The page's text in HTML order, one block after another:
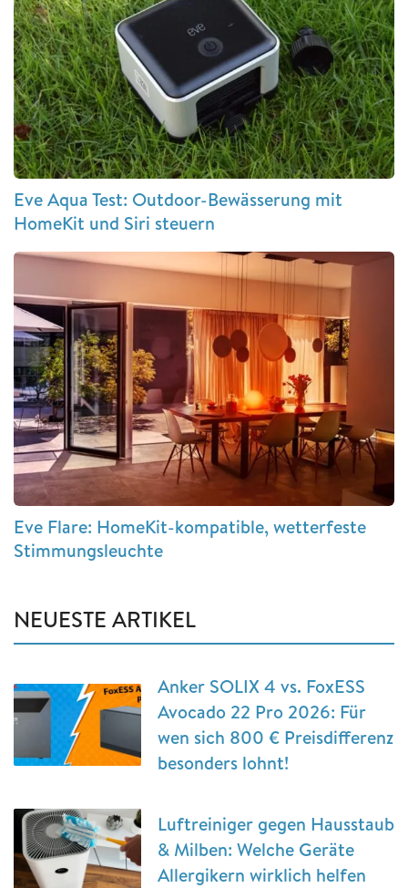
Eve Aqua Test: Outdoor-Bewässerung mit
HomeKit und Siri steuern
Eve Flare: HomeKit-kompatible, wetterfeste
Stimmungsleuchte
NEUESTE ARTIKEL
Anker SOLIX 4 vs. FoxESS
Avocado 22 Pro 2026: Für
wen sich 800 € Preisdifferenz
besonders lohnt!
Luftreiniger gegen Hausstaub
& Milben: Welche Geräte
Allergikern wirklich helfen